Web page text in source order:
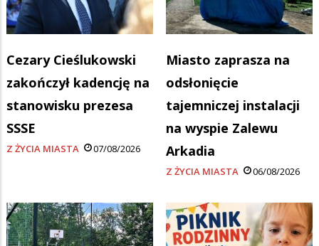
Cezary Cieślukowski
zakończył kadencję na
stanowisku prezesa
SSSE
Z ŻYCIA MIASTA 07/08/2026
Miasto zaprasza na
odsłonięcie
tajemniczej instalacji
na wyspie Zalewu
Arkadia
Z ŻYCIA MIASTA 06/08/2026